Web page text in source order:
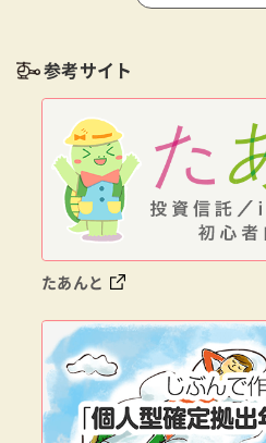
参考サイト
たあんと